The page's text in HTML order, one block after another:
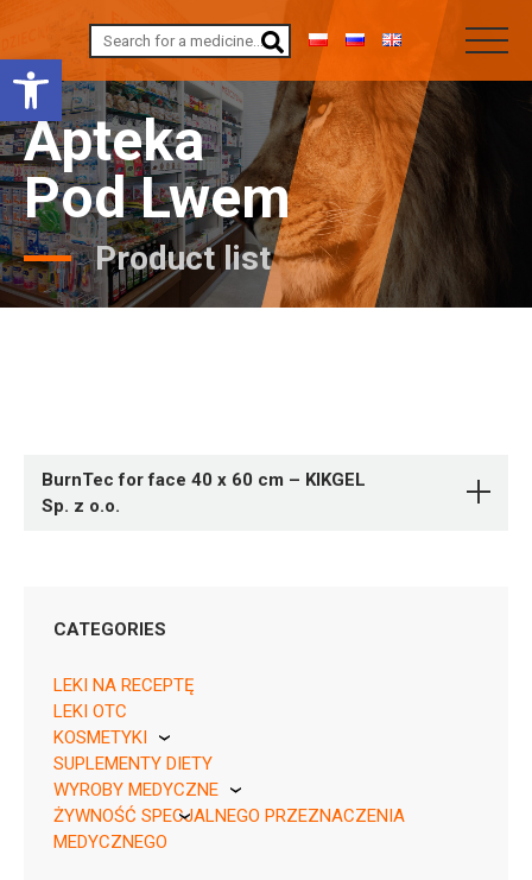
Open toolbar
Apteka
Pod Lwem
Product list
BurnTec for face 40 x 60 cm – KIKGEL
Sp. z o.o.
CATEGORIES
LEKI NA RECEPTĘ
LEKI OTC
KOSMETYKI
Pierre Fabre
SUPLEMENTY DIETY
WYROBY MEDYCZNE
KikGel
ŻYWNOŚĆ SPECJALNEGO PRZEZNACZENIA
MEDYCZNEGO